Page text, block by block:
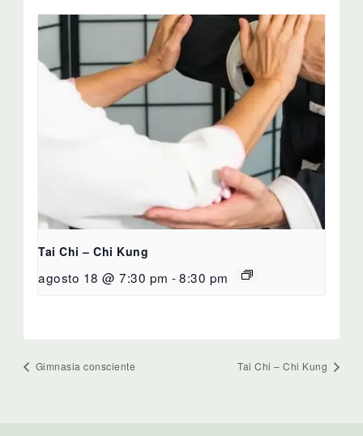
Tai Chi – Chi Kung
agosto 18 @ 7:30 pm -8:30 pm
Gimnasia consciente Tai Chi – Chi Kung